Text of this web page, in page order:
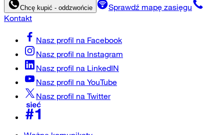
Chcę kupić - oddzwońcie
Sprawdź mapę zasięgu
Kontakt
Nasz profil na Facebook
Nasz profil na Instagram
Nasz profil na LinkedIN
Nasz profil na YouTube
Nasz profil na Twitter